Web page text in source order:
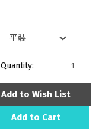
Quantity:
Add to Wish List
Add to Cart